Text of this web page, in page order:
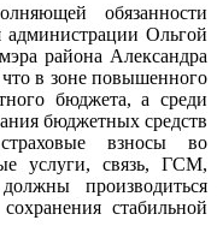
обязанности
администрации Ольгой
района Александра
в зоне повышенного
бюджета, а среди
бюджетных средств
взносы во
услуги, связь, ГСМ,
производиться
стабильной